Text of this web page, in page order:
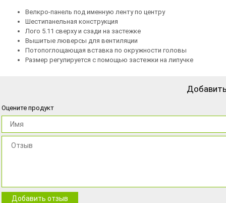
Велкро-панель под именную ленту по центру
Шестипанельная конструкция
Лого 5.11 сверху и сзади на застежке
Вышитые люверсы для вентиляции
Потопоглощающая вставка по окружности головы
Размер регулируется с помощью застежки на липучке
Оцените продукт
Добавить отзыв